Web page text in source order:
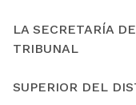
LA SECRETARÍA
TRIBUNAL
SUPERIOR DEL